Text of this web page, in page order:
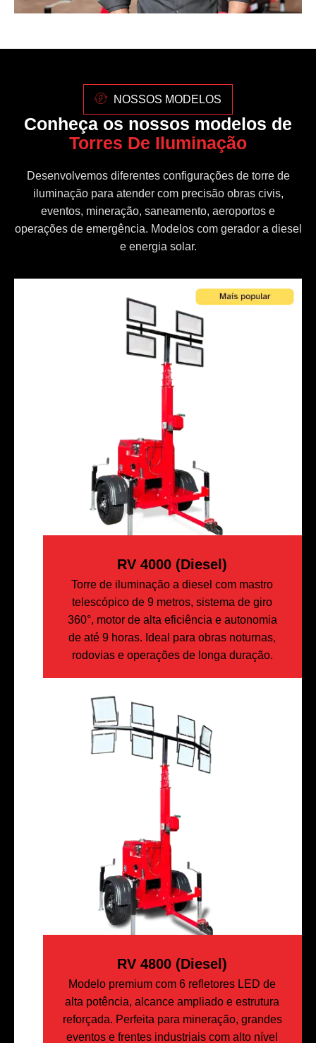
NOSSOS MODELOS
Conheça os nossos modelos de
Torres De Iluminação
Desenvolvemos diferentes configurações de torre de
iluminação para atender com precisão obras civis,
eventos, mineração, saneamento, aeroportos e
operações de emergência. Modelos com gerador a diesel
e energia solar.
RV 4000 (diesel)
Torre de iluminação a diesel com mastro
telescópico de 9 metros, sistema de giro
360°, motor de alta eficiência e autonomia
de até 9 horas. Ideal para obras noturnas,
rodovias e operações de longa duração.
RV 4800 (Diesel)
Modelo premium com 6 refletores LED de
alta potência, alcance ampliado e estrutura
reforçada. Perfeita para mineração, grandes
eventos e frentes industriais com alto nível